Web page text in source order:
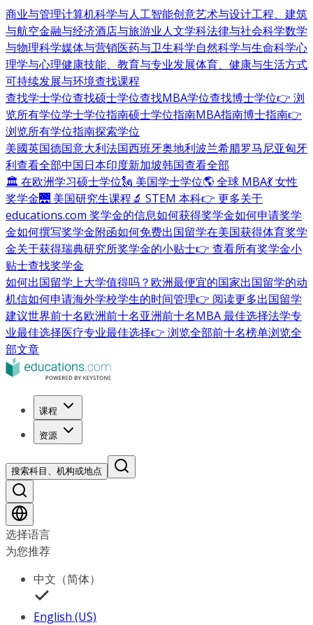
商业与管理计算机科学与人工智能创意艺术与设计工程、建筑
与航空金融与经济酒店与旅游业人文学科法律与社会科学数学
与物理科学媒体与营销医药与卫生科学自然科学与生命科学心
理学与心理健康技能、教育与专业发展体育、健康与生活方式
可持续发展与环境查找课程
查找学士学位查找硕士学位查找MBA学位查找博士学位👉 浏
览所有学位学士学位指南硕士学位指南MBA指南博士指南👉
浏览所有学位指南探索学位
美國英国德国意大利法国西班牙奥地利波兰希腊罗马尼亚匈牙
利查看全部中国日本印度新加坡韩国查看全部
🏛 在欧洲学习硕士学位🗽 美国学士学位🌎 全球 MBA💃 女性
奖学金🌉 美国研究生课程🔬 STEM 本科👉 更多关于
educations.com 奖学金的信息如何获得奖学金如何申请奖学
金如何撰写奖学金附函如何免费出国留学在美国获得体育奖学
金关于获得瑞典研究所奖学金的小贴士👉 查看所有奖学金小
贴士查找奖学金
如何出国留学上大学值得吗？ 欧洲最便宜的国家出国留学的动
机信如何申请海外学校学生的时间管理👉 阅读更多出国留学
建议世界前十名欧洲前十名亚洲前十名MBA 最佳选择法学专
业最佳选择医疗专业最佳选择👉 浏览全部前十名榜单浏览全
部文章
课程
资源
搜索科目、机构或地点
选择语言
为您推荐
中文（简体）
English (US)